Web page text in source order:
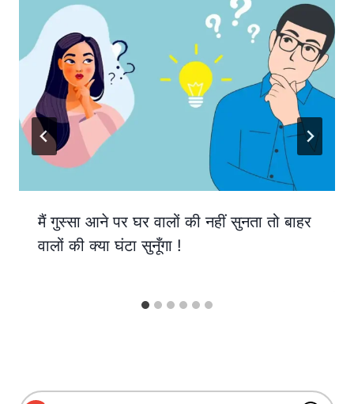
मैं गुस्सा आने पर घर वालों की नहीं सुनता तो बाहर
वालों की क्या घंटा सुनूँगा !